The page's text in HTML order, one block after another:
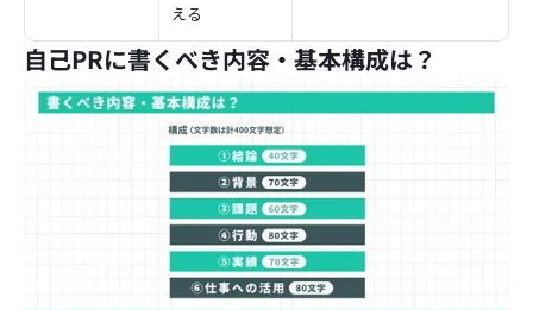
える
自己PRに書くべき内容・基本構成は？